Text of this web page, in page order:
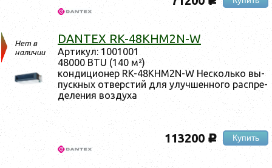
Нет в
наличии
DANTEX RK-48KHM2N-W
Ар­ти­кул: 1001001
48000 BTU (140 м²)
кон­ди­ци­онер RK-48KHM2N-W Нес­коль­ко вы­
пус­кных от­вер­стий для улуч­шенно­го рас­пре­
деле­ния воз­ду­ха
113200 c Купить